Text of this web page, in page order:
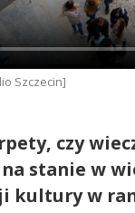
Szczecin]
czy
stanie w
kultury w